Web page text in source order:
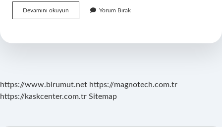
Devamını okuyun
Eş
Yorum Bırak
https://www.birumut.net https://magnotech.com.tr
https://kaskcenter.com.tr Sitemap